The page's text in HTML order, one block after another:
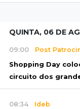
QUINTA, 06 DE
09:00 Post
Shopping Day
circuito dos
08:34 Ideb